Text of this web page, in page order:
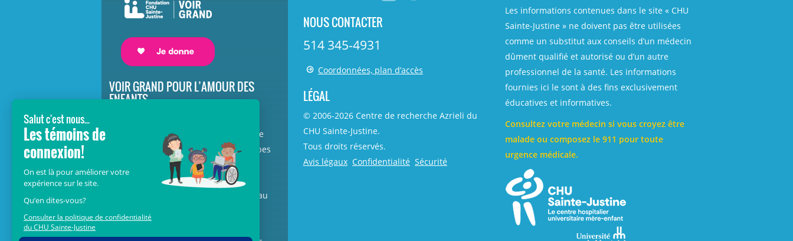
VOIR GRAND POUR L’AMOUR DES
ENFANTS
vous au cœur de la campagne majeure
Voir Grand, nous conduisons les équipes
soignantes vers les opportunités de la
science et des nouvelles technologies
pour que chaque enfant, où qu’il soit au
NOUS CONTACTER
514 345-4931
Coordonnées, plan d’accès
LÉGAL
© 2006-2026Centre de recherche Azrieli du
CHU Sainte-Justine.
Tous droits réservés.
Avis légaux Confidentialité Sécurité
Les informations contenues dans le site « CHU
Sainte-Justine » ne doivent pas être utilisées
comme un substitut aux conseils d’un médecin
dûment qualifié et autorisé ou d’un autre
professionnel de la santé. Les informations
fournies ici le sont à des fins exclusivement
éducatives et informatives.
Consultez votre médecin si vous croyez être
malade ou composez le 911 pour toute
urgence médicale.